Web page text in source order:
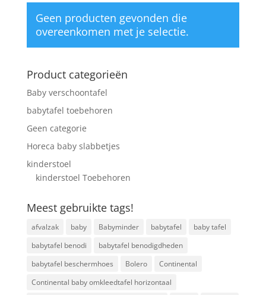
Geen producten gevonden die
overeenkomen met je selectie.
Product categorieën
Baby verschoontafel
babytafel toebehoren
Geen categorie
Horeca baby slabbetjes
kinderstoel
kinderstoel Toebehoren
Meest gebruikte tags!
afvalzak baby Babyminder babytafel
baby tafel
babytafel benodi
babytafel benodigdheden
babytafel beschermhoes
Bolero
Continental
Continental baby omkleedtafel horizontaal